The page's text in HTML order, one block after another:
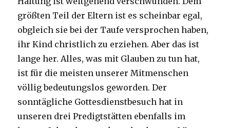
größten Teil der Eltern ist es scheinbar egal,
obgleich sie bei der Taufe versprochen haben,
ihr Kind christlich zu erziehen. Aber das ist
lange her. Alles, was mit Glauben zu tun hat,
ist für die meisten unserer Mitmenschen
völlig bedeutungslos geworden. Der
sonntägliche Gottesdienstbesuch hat in
unseren drei Predigtstätten ebenfalls im